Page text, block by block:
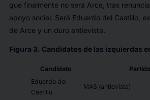
que finalmente no será Arce, tras
apoyo social. Será Eduardo del Castillo,
de Arce y un duro antievista.
Figura 3. Candidatos de las izquierdas
Candidato
Partido
Eduardo del
Castillo
MAS (antievista)